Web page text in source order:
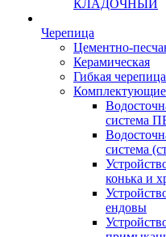
КЛАДОЧНЫЙ
Черепица
Цементно-
Керамическая
Гибкая черепица
Комплектующие
система
система
конька и
ендовы